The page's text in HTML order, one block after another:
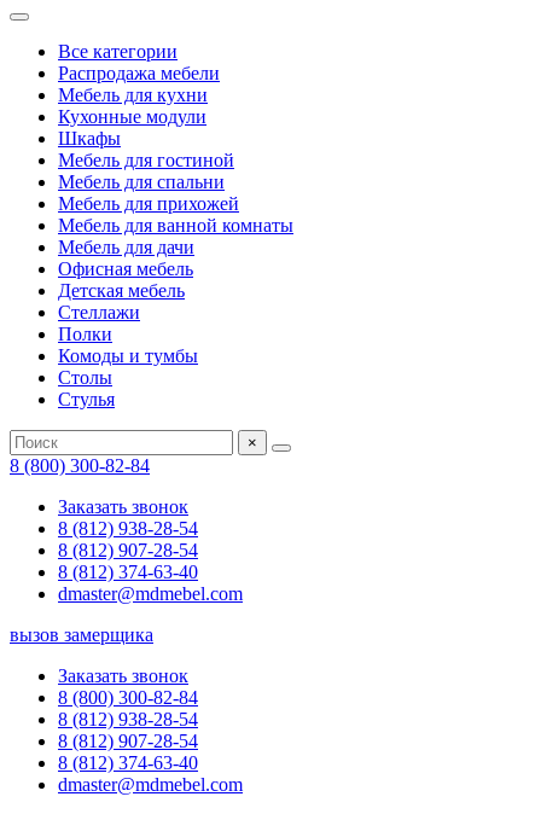
Все категории
Распродажа мебели
Мебель для кухни
Кухонные модули
Шкафы
Мебель для гостиной
Мебель для спальни
Мебель для прихожей
Мебель для ванной комнаты
Мебель для дачи
Офисная мебель
Детская мебель
Стеллажи
Полки
Комоды и тумбы
Столы
Стулья
×
8 (800) 300-82-84
Заказать звонок
8 (812) 938-28-54
8 (812) 907-28-54
8 (812) 374-63-40
dmaster@mdmebel.com
вызов замерщика
Заказать звонок
8 (800) 300-82-84
8 (812) 938-28-54
8 (812) 907-28-54
8 (812) 374-63-40
dmaster@mdmebel.com